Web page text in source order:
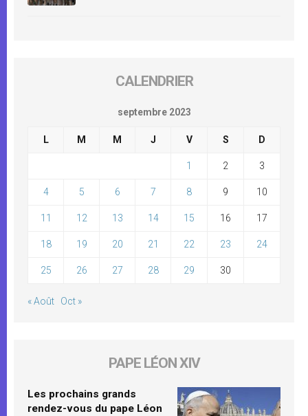
CALENDRIER
septembre 2023
L M M J V S D
1 2 3
4 5 6 7 8 9 10
11 12 13 14 15 16 17
18 19 20 21 22 23 24
25 26 27 28 29 30
« Août Oct »
PAPE LÉON XIV
Les prochains grands
rendez-vous du pape Léon